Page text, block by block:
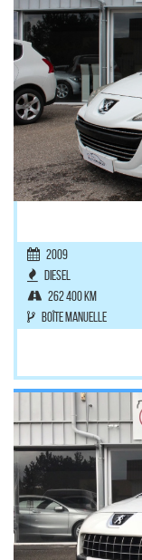
2009
Diesel
262 400 km
Boîte manuelle